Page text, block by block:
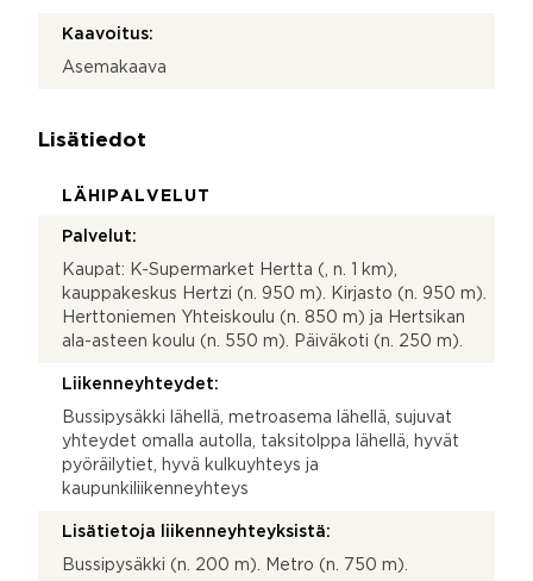
Kaavoitus:
Asemakaava
Lisätiedot
LÄHIPALVELUT
Palvelut:
Kaupat: K-Supermarket Hertta (, n. 1 km),
kauppakeskus Hertzi (n. 950 m). Kirjasto (n. 950 m).
Herttoniemen Yhteiskoulu (n. 850 m) ja Hertsikan
ala-asteen koulu (n. 550 m). Päiväkoti (n. 250 m).
Liikenneyhteydet:
Bussipysäkki lähellä, metroasema lähellä, sujuvat
yhteydet omalla autolla, taksitolppa lähellä, hyvät
pyöräilytiet, hyvä kulkuyhteys ja
kaupunkiliikenneyhteys
Lisätietoja liikenneyhteyksistä:
Bussipysäkki (n. 200 m). Metro (n. 750 m).